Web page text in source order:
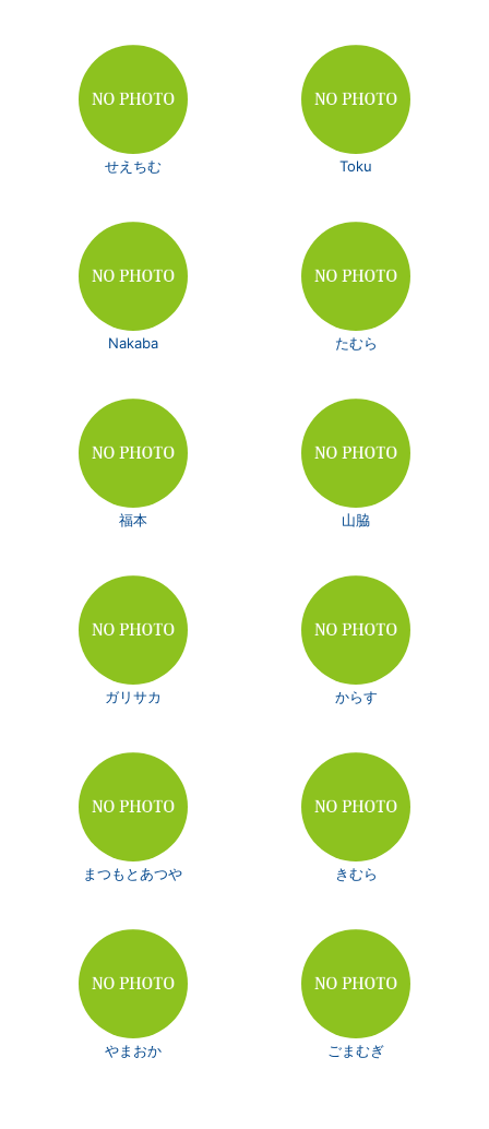
せえちむ Toku
Nakaba たむら
福本 山脇
ガリサカ からす
まつもとあつや きむら
やまおか ごまむぎ